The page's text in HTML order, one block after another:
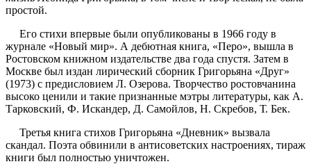
простой.
Его стихи впервые были опубликованы в 1966 году в
журнале «Новый мир». А дебютная книга, «Перо», вышла в
Ростовском книжном издательстве два года спустя. Затем в
Москве был издан лирический сборник Григорьяна «Друг»
(1973) с предисловием Л. Озерова. Творчество ростовчанина
высоко ценили и такие признанные мэтры литературы, как А.
Тарковский, Ф. Искандер, Д. Самойлов, Н. Скребов, Т. Бек.
Третья книга стихов Григорьяна «Дневник» вызвала
скандал. Поэта обвинили в антисоветских настроениях, тираж
книги был полностью уничтожен.